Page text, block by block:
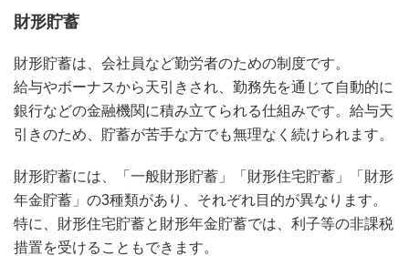
財形貯蓄
財形貯蓄は、会社員など勤労者のための制度です。
給与やボーナスから天引きされ、勤務先を通じて自動的に
銀行などの金融機関に積み立てられる仕組みです。給与天
引きのため、貯蓄が苦手な方でも無理なく続けられます。
財形貯蓄には、「一般財形貯蓄」「財形住宅貯蓄」「財形
年金貯蓄」の3種類があり、それぞれ目的が異なります。
特に、財形住宅貯蓄と財形年金貯蓄では、利子等の非課税
措置を受けることもできます。